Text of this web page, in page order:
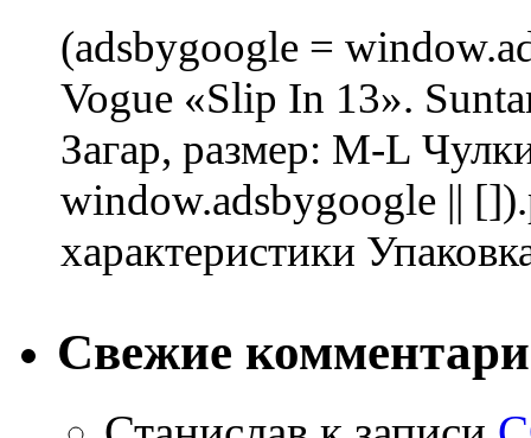
(adsbygoogle =
Vogue «Slip In 13».
Загар, размер: M-L
window.adsbygoogle ||
характеристики
Свежие